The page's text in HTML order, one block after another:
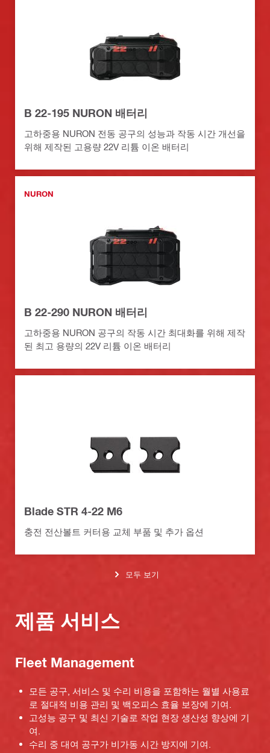
B 22-195 NURON 배터리
고하중용 NURON 전동 공구의 성능과 작동 시간 개선을
위해 제작된 고용량 22V 리튬 이온 배터리
NURON
B 22-290 NURON 배터리
고하중용 NURON 공구의 작동 시간 최대화를 위해 제작
된 최고 용량의 22V 리튬 이온 배터리
Blade STR 4-22 M6
충전 전산볼트 커터용 교체 부품 및 추가 옵션
모두 보기
제품 서비스
Fleet Management
모든 공구, 서비스 및 수리 비용을 포함하는 월별 사용료
로 절대적 비용 관리 및 백오피스 효율 보장에 기여.
고성능 공구 및 최신 기술로 작업 현장 생산성 향상에 기
여.
수리 중 대여 공구가 비가동 시간 방지에 기여.